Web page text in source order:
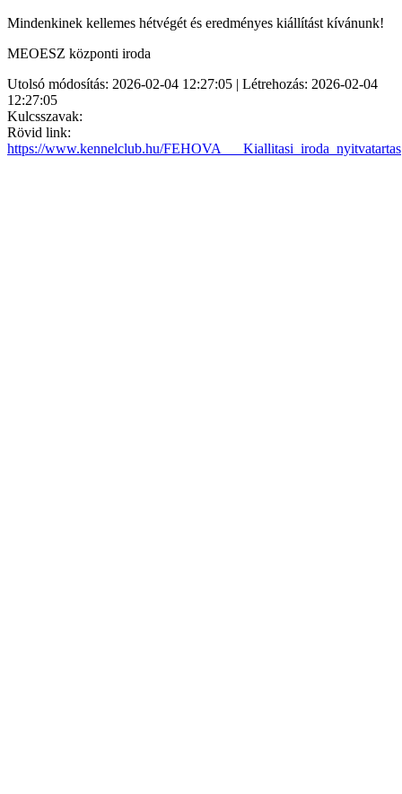
Mindenkinek kellemes hétvégét és eredményes kiállítást kívánunk!
MEOESZ központi iroda
Utolsó módosítás: 2026-02-04 12:27:05 | Létrehozás: 2026-02-04
12:27:05
Kulcsszavak:
Rövid link:
https://www.kennelclub.hu/FEHOVA___Kiallitasi_iroda_nyitvatartas